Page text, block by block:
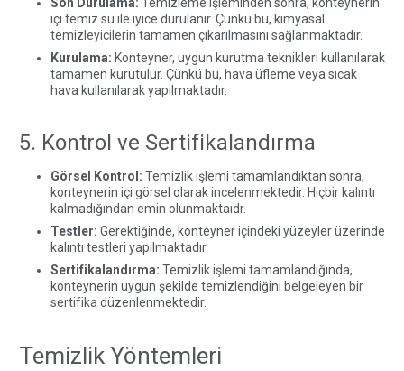
içi temiz su ile iyice durulanır. Çünkü bu, kimyasal
temizleyicilerin tamamen çıkarılmasını sağlanmaktadır.
Kurulama: Konteyner, uygun kurutma teknikleri kullanılarak
tamamen kurutulur. Çünkü bu, hava üfleme veya sıcak
hava kullanılarak yapılmaktadır.
5. Kontrol ve Sertifikalandırma
Görsel Kontrol: Temizlik işlemi tamamlandıktan sonra,
konteynerin içi görsel olarak incelenmektedir. Hiçbir kalıntı
kalmadığından emin olunmaktaıdr.
Testler: Gerektiğinde, konteyner içindeki yüzeyler üzerinde
kalıntı testleri yapılmaktadır.
Sertifikalandırma: Temizlik işlemi tamamlandığında,
konteynerin uygun şekilde temizlendiğini belgeleyen bir
sertifika düzenlenmektedir.
Temizlik Yöntemleri